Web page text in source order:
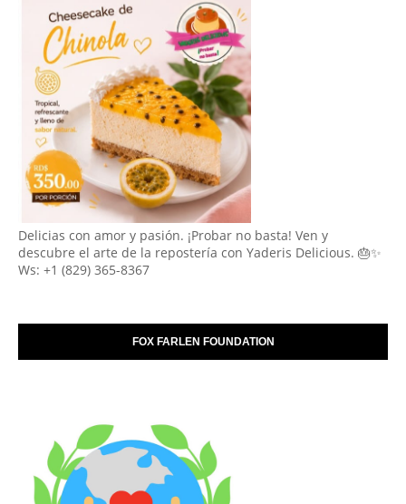
Delicias con amor y pasión. ¡Probar no basta! Ven y
descubre el arte de la repostería con Yaderis Delicious. 🎂✨
Ws: +1 (829) 365-8367
FOX FARLEN FOUNDATION